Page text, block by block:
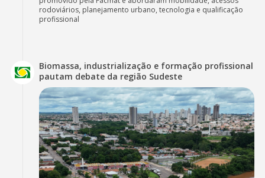
rodoviários, planejamento urbano, tecnologia e qualificação
profissional
Biomassa, industrialização e formação profissional
pautam debate da região Sudeste